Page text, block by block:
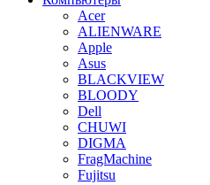
Acer
ALIENWARE
Apple
Asus
BLACKVIEW
BLOODY
Dell
CHUWI
DIGMA
FragMachine
Fujitsu